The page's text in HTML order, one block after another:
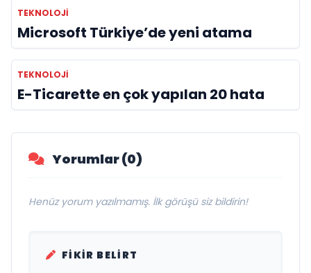
TEKNOLOJI
Microsoft Türkiye’de yeni atama
TEKNOLOJI
E-Ticarette en çok yapılan 20 hata
Yorumlar (0)
Henüz yorum yazılmamış. İlk görüşü siz bildirin!
FIKIR BELIRT